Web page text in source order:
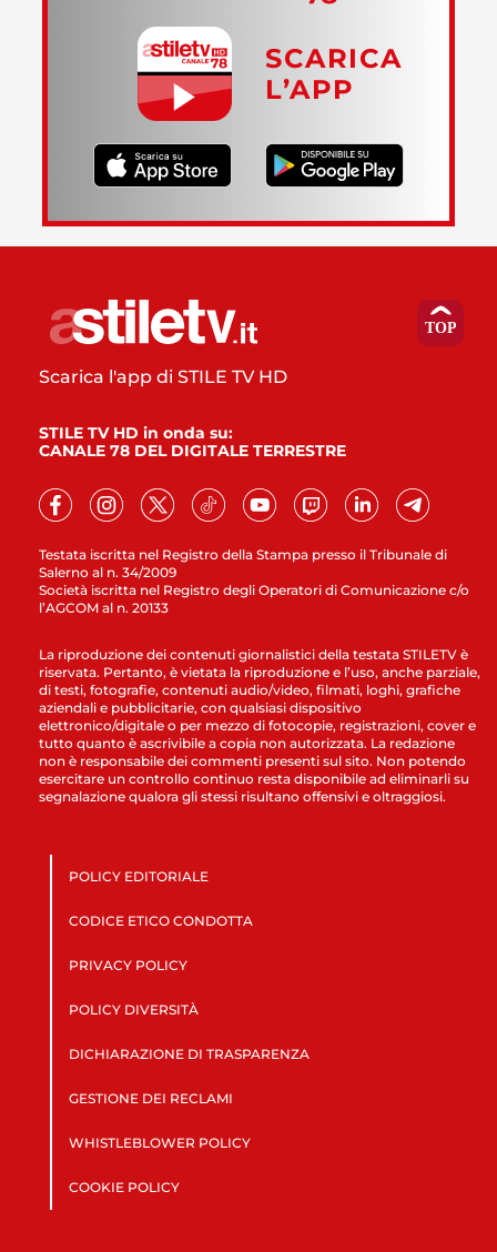
SCARICA
L’APP
Testata iscritta nel Registro della Stampa presso il Tribunale di
Salerno al n. 34/2009
Società iscritta nel Registro degli Operatori di Comunicazione c/o
l’AGCOM al n. 20133
Scarica l'app di STILE TV HD
STILE TV HD in onda su:
CANALE 78 DEL DIGITALE TERRESTRE
La riproduzione dei contenuti giornalistici della testata STILETV è
riservata. Pertanto, è vietata la riproduzione e l’uso, anche parziale,
di testi, fotografie, contenuti audio/video, filmati, loghi, grafiche
aziendali e pubblicitarie, con qualsiasi dispositivo
elettronico/digitale o per mezzo di fotocopie, registrazioni, cover e
tutto quanto è ascrivibile a copia non autorizzata. La redazione
non è responsabile dei commenti presenti sul sito. Non potendo
esercitare un controllo continuo resta disponibile ad eliminarli su
segnalazione qualora gli stessi risultano offensivi e oltraggiosi.
POLICY EDITORIALE
CODICE ETICO CONDOTTA
PRIVACY POLICY
POLICY DIVERSITÀ
DICHIARAZIONE DI TRASPARENZA
GESTIONE DEI RECLAMI
WHISTLEBLOWER POLICY
COOKIE POLICY